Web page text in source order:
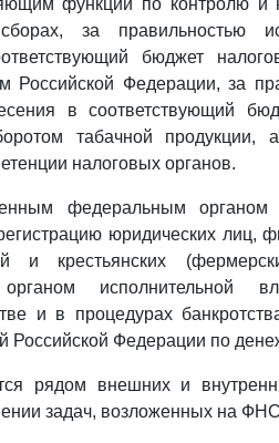
функции по контролю и
за правильностью
бюджет
Российской Федерации, за
в соответствующий
табачной продукции,
налоговых органов.
федеральным органом
юридических лиц,
и крестьянских
исполнительной
и в процедурах
Российской Федерации по
рядом внешних и
задач, возложенных на